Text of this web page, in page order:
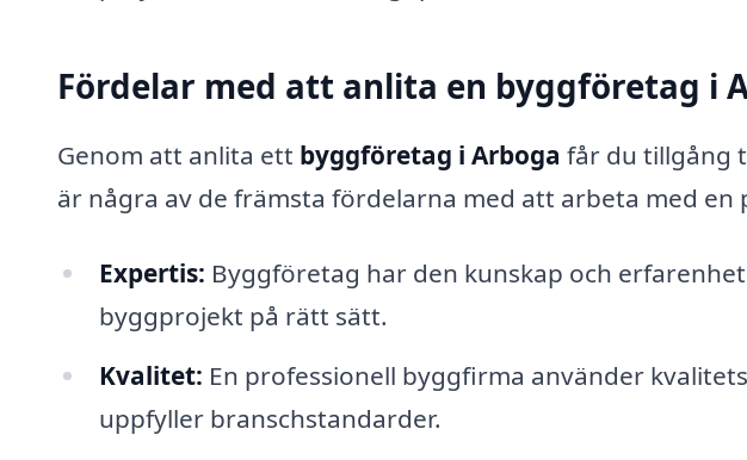
Fördelar med att anlita en byggföretag i
Genom att anlita ett byggföretag i Arboga får du tillgång
är några av de främsta fördelarna med att arbeta med en
Expertis: Byggföretag har den kunskap och
byggprojekt på rätt sätt.
Kvalitet: En professionell byggfirma använder
uppfyller branschstandarder.